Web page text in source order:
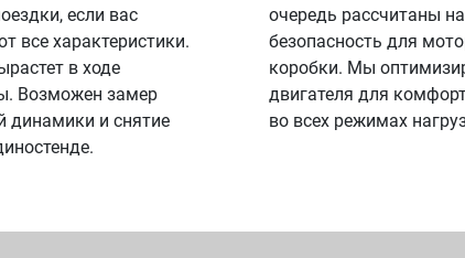
если вас
все характеристики.
в ходе
Возможен замер
динамики и снятие
очередь рассчитаны на
безопасность для
коробки. Мы
двигателя для
во всех режимах